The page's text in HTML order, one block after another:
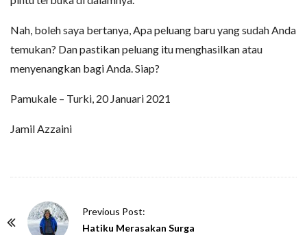
Nah, boleh saya bertanya, Apa peluang baru yang sudah Anda
temukan? Dan pastikan peluang itu menghasilkan atau
menyenangkan bagi Anda. Siap?
Pamukale – Turki, 20 Januari 2021
Jamil Azzaini
Previous Post:
Hatiku Merasakan Surga